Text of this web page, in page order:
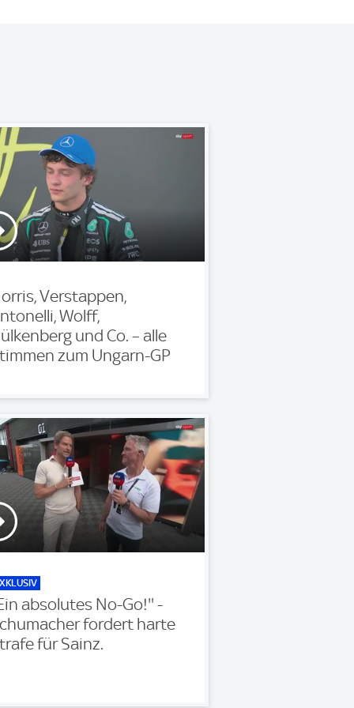
Verstappen,
Wolff,
und Co. – alle
zum Ungarn-GP
absolutes No-Go!'' -
fordert harte
für Sainz.